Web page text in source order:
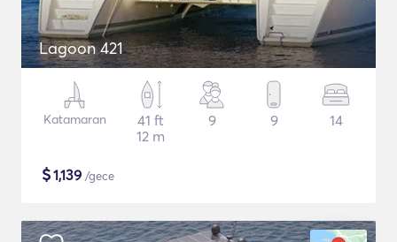
Lagoon 421
Katamaran
41 ft
12 m
9 9 14
$1,139 /gece